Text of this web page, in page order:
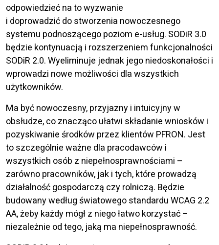
odpowiedzieć na to wyzwanie
i doprowadzić do stworzenia nowoczesnego
systemu podnoszącego poziom e-usług. SODiR 3.0
będzie kontynuacją i rozszerzeniem funkcjonalności
SODiR 2.0. Wyeliminuje jednak jego niedoskonałości i
wprowadzi nowe możliwości dla wszystkich
użytkowników.
Ma być nowoczesny, przyjazny i intuicyjny w
obsłudze, co znacząco ułatwi składanie wniosków i
pozyskiwanie środków przez klientów PFRON. Jest
to szczególnie ważne dla pracodawców i
wszystkich osób z niepełnosprawnościami –
zarówno pracowników, jak i tych, które prowadzą
działalność gospodarczą czy rolniczą. Będzie
budowany według światowego standardu WCAG 2.2
AA, żeby każdy mógł z niego łatwo korzystać –
niezależnie od tego, jaką ma niepełnosprawność.